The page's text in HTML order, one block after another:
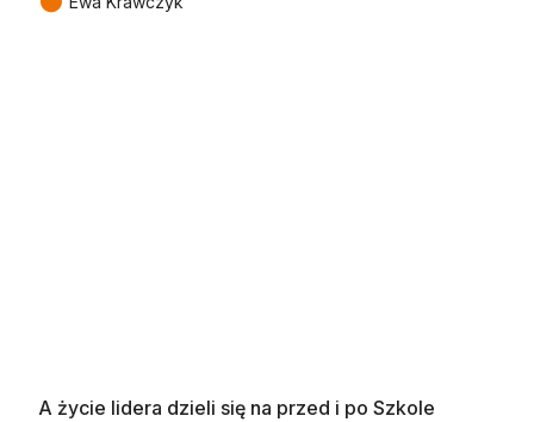
A życie lidera dzieli się na przed i po Szkole